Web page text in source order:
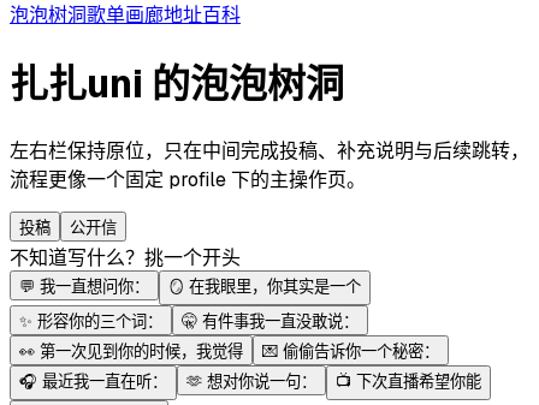
泡泡树洞歌单画廊地址百科
扎扎uni 的泡泡树洞
左右栏保持原位，只在中间完成投稿、补充说明与后续跳转，
流程更像一个固定 profile 下的主操作页。
投稿 公开信
不知道写什么？挑一个开头
💬 我一直想问你： 🪞 在我眼里，你其实是一个
✨ 形容你的三个词： 🤫 有件事我一直没敢说：
👀 第一次见到你的时候，我觉得 💌 偷偷告诉你一个秘密：
🎧 最近我一直在听： 🫶 想对你说一句： 📺 下次直播希望你能